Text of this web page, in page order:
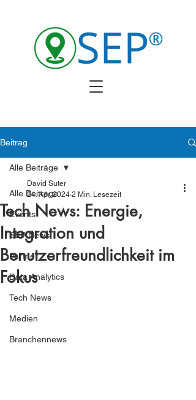
Beitrag
Alle Beiträge
Events
SEP News
Partner
Data Analytics
Tech News
Medien
Branchennews
Alle Beiträge
Tech News: Energie,
Integration und
Benutzerfreundlichkeit im
Fokus
David Suter
24. Apr. 2024 2 Min. Lesezeit